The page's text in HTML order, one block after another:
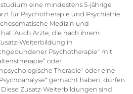
eine mindestens 5-jährige
für Psychotherapie und Psychiatrie
Medizin und
Auch Ärzte, die nach ihrem
Weiterbildung in
Psychotherapie“ mit
oder
Therapie“ oder eine
gemacht haben, dürfen
Zusatz-Weiterbildungen sind